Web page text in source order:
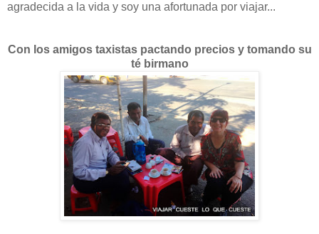
agradecida a la vida y soy una afortunada por viajar...
Con los amigos taxistas pactando precios y tomando su
té birmano